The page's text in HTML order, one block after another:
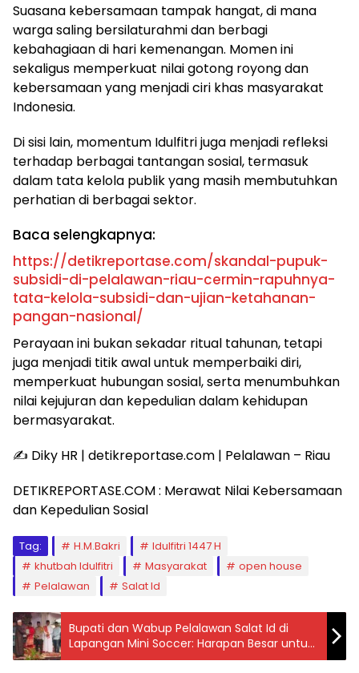
Suasana kebersamaan tampak hangat, di mana
warga saling bersilaturahmi dan berbagi
kebahagiaan di hari kemenangan. Momen ini
sekaligus memperkuat nilai gotong royong dan
kebersamaan yang menjadi ciri khas masyarakat
Indonesia.
Di sisi lain, momentum Idulfitri juga menjadi refleksi
terhadap berbagai tantangan sosial, termasuk
dalam tata kelola publik yang masih membutuhkan
perhatian di berbagai sektor.
Baca selengkapnya:
https://detikreportase.com/skandal-pupuk-
subsidi-di-pelalawan-riau-cermin-rapuhnya-
tata-kelola-subsidi-dan-ujian-ketahanan-
pangan-nasional/
Perayaan ini bukan sekadar ritual tahunan, tetapi
juga menjadi titik awal untuk memperbaiki diri,
memperkuat hubungan sosial, serta menumbuhkan
nilai kejujuran dan kepedulian dalam kehidupan
bermasyarakat.
✍️ Diky HR | detikreportase.com | Pelalawan – Riau
DETIKREPORTASE.COM : Merawat Nilai Kebersamaan
dan Kepedulian Sosial
Tag: H.M.Bakri
Idulfitri 1447 H
khutbah Idulfitri
Masyarakat
open house
Pelalawan
Salat Id
Bupati dan Wabup Pelalawan Salat Id di
Lapangan Mini Soccer: Harapan Besar untuk
Kesejahteraan Masyarakat, Mampukah